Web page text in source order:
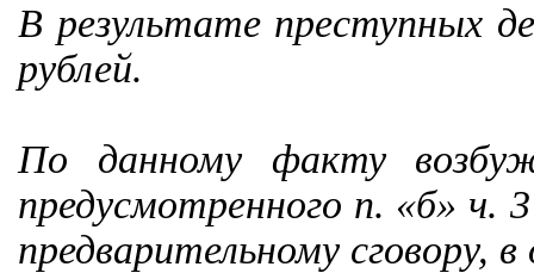
В результате преступных
рублей.
По данному факту
предусмотренного п. «б»
предварительному сговору,